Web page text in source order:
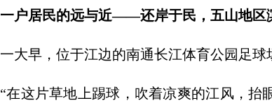
一户居民的远与近——还岸于民，五山地区
一大早，位于江边的南通长江体育公园足球
“在这片草地上踢球，吹着凉爽的江风，抬